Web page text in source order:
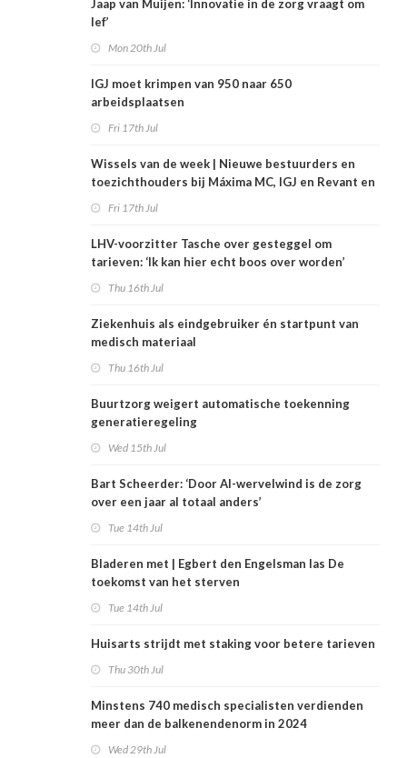
Jaap van Muijen: ‘Innovatie in de zorg vraagt om
lef’
Mon 20th Jul
IGJ moet krimpen van 950 naar 650
arbeidsplaatsen
Fri 17th Jul
Wissels van de week | Nieuwe bestuurders en
toezichthouders bij Máxima MC, IGJ en Revant en
Fri 17th Jul
LHV-voorzitter Tasche over gesteggel om
tarieven: ‘Ik kan hier echt boos over worden’
Thu 16th Jul
Ziekenhuis als eindgebruiker én startpunt van
medisch materiaal
Thu 16th Jul
Buurtzorg weigert automatische toekenning
generatieregeling
Wed 15th Jul
Bart Scheerder: ‘Door AI-wervelwind is de zorg
over een jaar al totaal anders’
Tue 14th Jul
Bladeren met | Egbert den Engelsman las De
toekomst van het sterven
Tue 14th Jul
Huisarts strijdt met staking voor betere tarieven
Thu 30th Jul
Minstens 740 medisch specialisten verdienden
meer dan de balkenendenorm in 2024
Wed 29th Jul